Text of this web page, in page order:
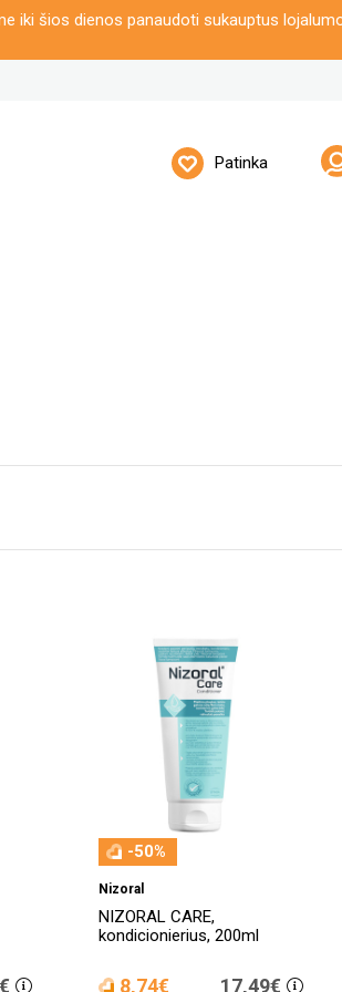
iki šios dienos panaudoti sukauptus
Patinka
-50%
Nizoral
NIZORAL CARE,
kondicionierius, 200ml
8,74€ 17,49€